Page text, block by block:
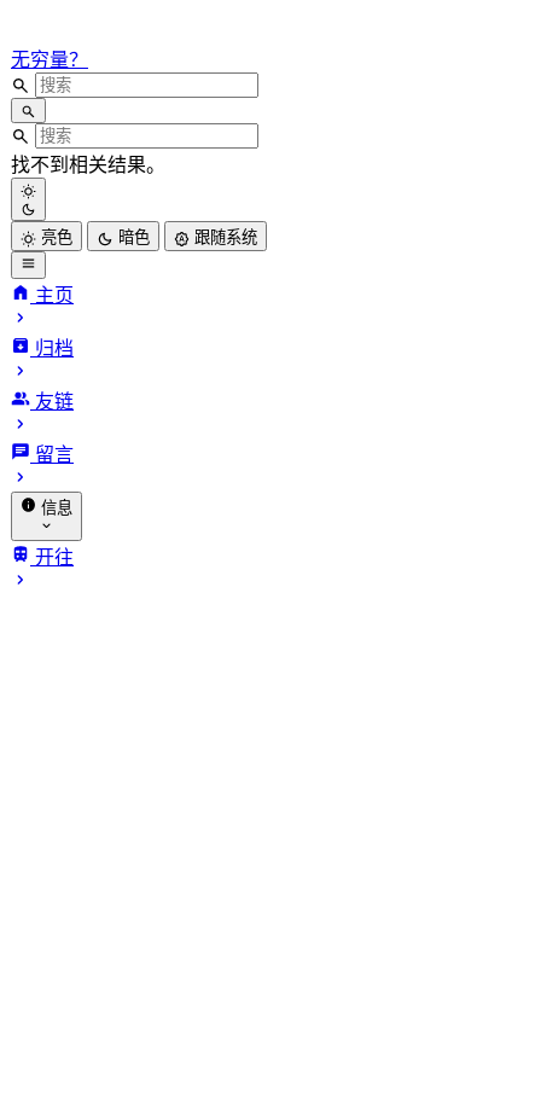
无穷量？
找不到相关结果。
亮色 暗色 跟随系统
主页
归档
友链
留言
信息
关于我
开往
笔记本